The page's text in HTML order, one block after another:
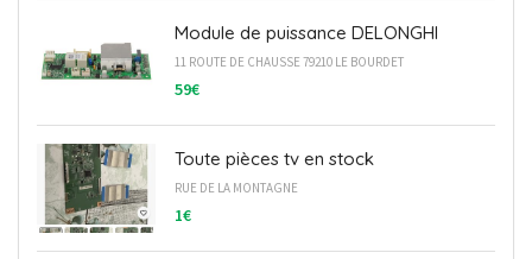
Module de puissance DELONGHI
11 ROUTE DE CHAUSSE 79210 LE BOURDET
59€
Toute pièces tv en stock
RUE DE LA MONTAGNE
1€